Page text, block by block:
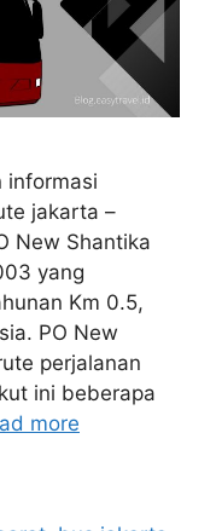
informasi
jakarta –
New Shantika
yang
Km 0.5,
PO New
perjalanan
ini beberapa
more